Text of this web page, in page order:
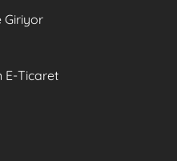
Giriyor
E-Ticaret